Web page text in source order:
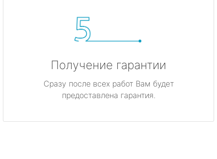
Получение гарантии
Сразу после всех работ Вам будет
предоставлена гарантия.